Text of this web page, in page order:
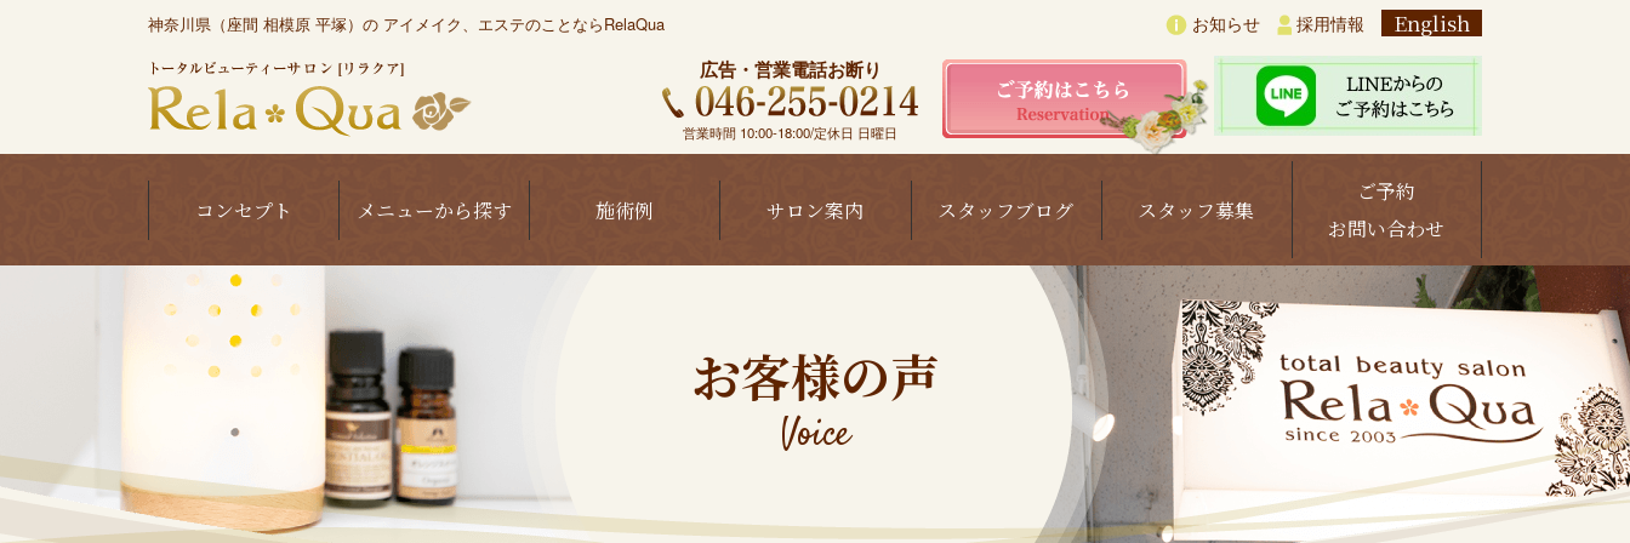
神奈川県（座間 相模原 平塚）の アイメイク、エステのことならRelaQua お知らせ 採用情報 English
広告・営業電話お断り
営業時間 10:00-18:00/定休日 日曜日
コンセプト メニューから探す 施術例 サロン案内 スタッフブログ スタッフ募集
ご予約
お問い合わせ
お客様の声
Voice